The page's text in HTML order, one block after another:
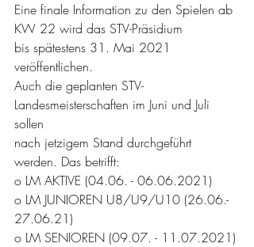
Eine finale Information zu den Spielen ab
KW 22 wird das STV-Präsidium
bis spätestens 31. Mai 2021
veröffentlichen.
Auch die geplanten STV-
Landesmeisterschaften im Juni und Juli
sollen
nach jetzigem Stand durchgeführt
werden. Das betrifft:
o LM AKTIVE (04.06. - 06.06.2021)
o LM JUNIOREN U8/U9/U10 (26.06.-
27.06.21)
o LM SENIOREN (09.07. - 11.07.2021)